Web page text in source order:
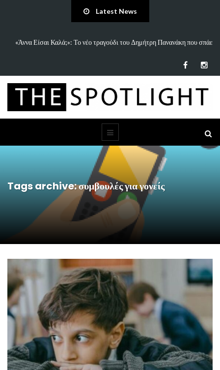
Latest News
«Άννα Είσαι Καλά;»: Το νέο τραγούδι του Δημήτρη Πανανάκη που σπάει
Tags archive: συμβουλές για γονείς